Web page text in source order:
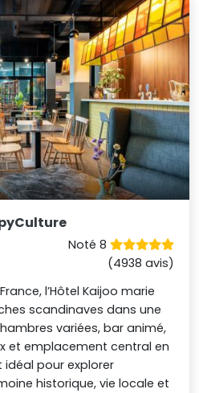
Noté 8
(4938 avis)
l’Hôtel Kaijoo marie
scandinaves dans une
variées, bar animé,
et emplacement central en
pour explorer
historique, vie locale et